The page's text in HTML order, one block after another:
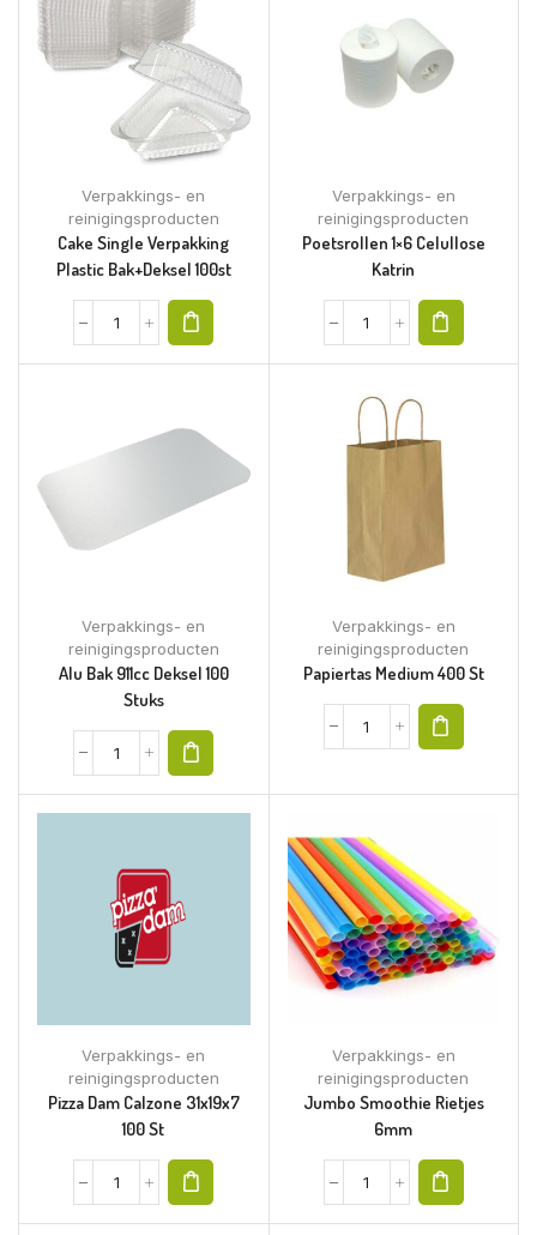
Verpakkings- en
reinigingsproducten
Cake Single Verpakking
Plastic Bak+deksel 100st
Verpakkings- en
reinigingsproducten
Poetsrollen 1×6 Celullose
Katrin
Verpakkings- en
reinigingsproducten
Alu Bak 911cc Deksel 100
Stuks
Verpakkings- en
reinigingsproducten
Papiertas Medium 400 St
Verpakkings- en
reinigingsproducten
Pizza Dam Calzone 31x19x7
100 St
Verpakkings- en
reinigingsproducten
Jumbo Smoothie Rietjes
6mm